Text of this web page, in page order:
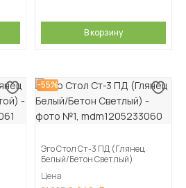
В корзину
-55%
Эго Стол Ст-3 ПД (Глянец
Белый/Бетон Светлый)
Цена